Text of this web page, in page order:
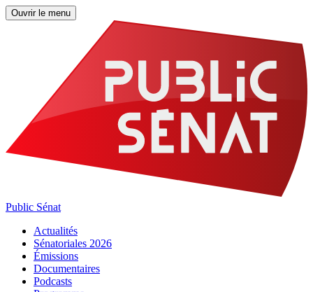
Ouvrir le menu
Public Sénat
Actualités
Sénatoriales 2026
Émissions
Documentaires
Podcasts